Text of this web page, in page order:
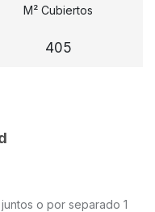
M² Cubiertos
405
o por separado 1